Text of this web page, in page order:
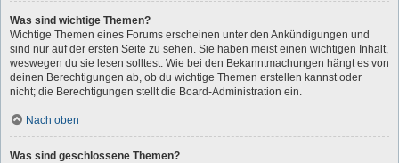
Was sind wichtige Themen?
Wichtige Themen eines Forums erscheinen unter den Ankündigungen und
sind nur auf der ersten Seite zu sehen. Sie haben meist einen wichtigen Inhalt,
weswegen du sie lesen solltest. Wie bei den Bekanntmachungen hängt es von
deinen Berechtigungen ab, ob du wichtige Themen erstellen kannst oder
nicht; die Berechtigungen stellt die Board-Administration ein.
Nach oben
Was sind geschlossene Themen?